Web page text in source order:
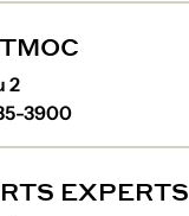
2
3900
EXPERTS